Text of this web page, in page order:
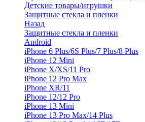
Детские товары/игрушки
Защитные стекла и пленки
Назад
Защитные стекла и пленки
Android
iPhone 6 Plus/6S Plus/7 Plus/8 Plus
iPhone 12 Mini
iPhone X/XS/11 Pro
iPhone 12 Pro Max
iPhone XR/11
iPhone 12/12 Pro
iPhone 13 Mini
iPhone 13 Pro Max/14 Plus